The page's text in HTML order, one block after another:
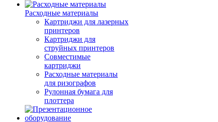
Расходные материалы
Картриджи для лазерных
принтеров
Картриджи для
струйных принтеров
Совместимые
картриджи
Расходные материалы
для ризографов
Рулонная бумага для
плоттера